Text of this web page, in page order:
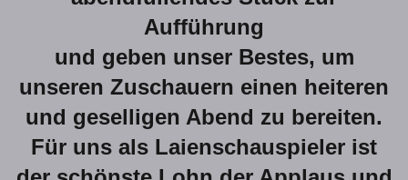
Aufführung
und geben unser Bestes, um
unseren Zuschauern einen heiteren
und geselligen Abend zu bereiten.
Für uns als Laienschauspieler ist